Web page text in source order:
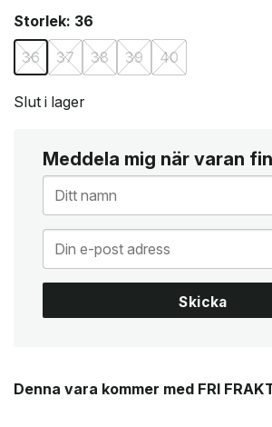
Storlek: 36
36
37 38 39 40
Slut i lager
Meddela mig när varan
Skicka
Denna vara kommer med FRI